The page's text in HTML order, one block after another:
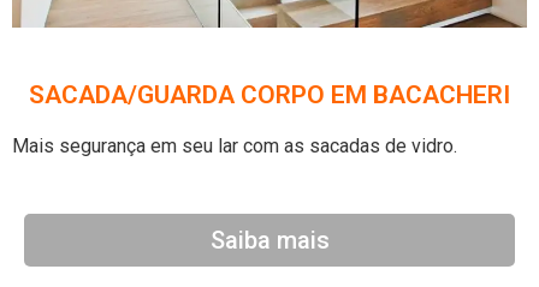
SACADA/GUARDA CORPO EM BACACHERI
Mais segurança em seu lar com as sacadas de vidro.
Saiba mais